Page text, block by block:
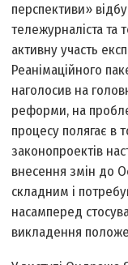
перспективи»
тележурналіста та
активну участь
Реанімаційного
наголосив на
реформи, на
процесу полягає в
законопроектів
внесення змін до
складним і
насамперед
викладення